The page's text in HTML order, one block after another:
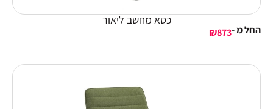
כסא מחשב ליאור
החל מ - ₪873